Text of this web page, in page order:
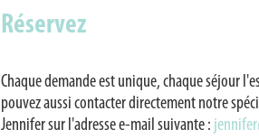
Réservez
Chaque demande est unique, chaque séjour
pouvez aussi contacter directement notre
Jennifer sur l'adresse e-mail suivante :